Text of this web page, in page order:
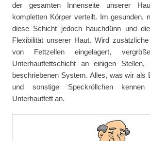
der gesamten Innenseite unserer
kompletten Körper verteilt. Im gesunden,
diese Schicht jedoch hauchdünn und
Flexibilität unserer Haut. Wird
von Fettzellen eingelagert,
Unterhautfettschicht an einigen
beschriebenen System. Alles, was wir als
und sonstige Speckröllchen
Unterhautfett an.